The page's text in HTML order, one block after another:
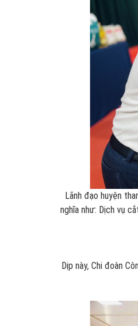
Lãnh đạo huyện
nghĩa như: Dịch vụ
Dịp này, Chi đoàn